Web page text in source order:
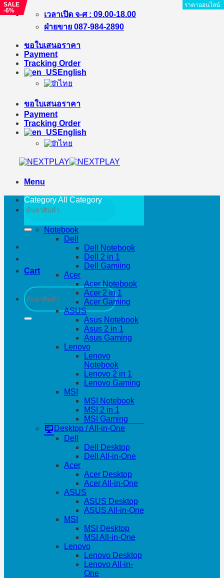
Skip
เวลาเปิด จ-ศ : 09.00-18.00
ฝ่ายขาย 087-984-2890
ขอใบเสนอราคา
Payment
Tracking Order
English
ไทย
ขอใบเสนอราคา
Payment
Tracking Order
English
ไทย
Menu
Search
for:
Cart
Search
for:
Category All Category
Notebook
Dell
Dell Notebook
Dell 2 in 1
Dell Gamiing
Acer
Acer Notebook
Acer 2 in 1
Acer Gaming
ASUS
Asus Notebook
Asus 2 in 1
Asus Gaming
Lenovo
Lenovo
Notebook
Lenovo 2 in 1
Lenovo Gaming
MSI
MSI Notebook
MSI 2 in 1
MSI Gaming
Desktop / All-in-One
Dell
Dell Desktop
Dell All-in-One
Acer
Acer Desktop
Acer All-in-One
ASUS
ASUS Desktop
ASUS All-in-One
MSI
MSI Desktop
MSI All-in-One
Lenovo
Lenovo Desktop
Lenovo All-in-
One
ราคาออนไลน์
ราคาออนไลน์
SALE
-6%
ราคาออนไลน์
ราคาออนไลน์
ราคาออนไลน์
ราคาออนไลน์
ราคาออนไลน์
ราคาออนไลน์